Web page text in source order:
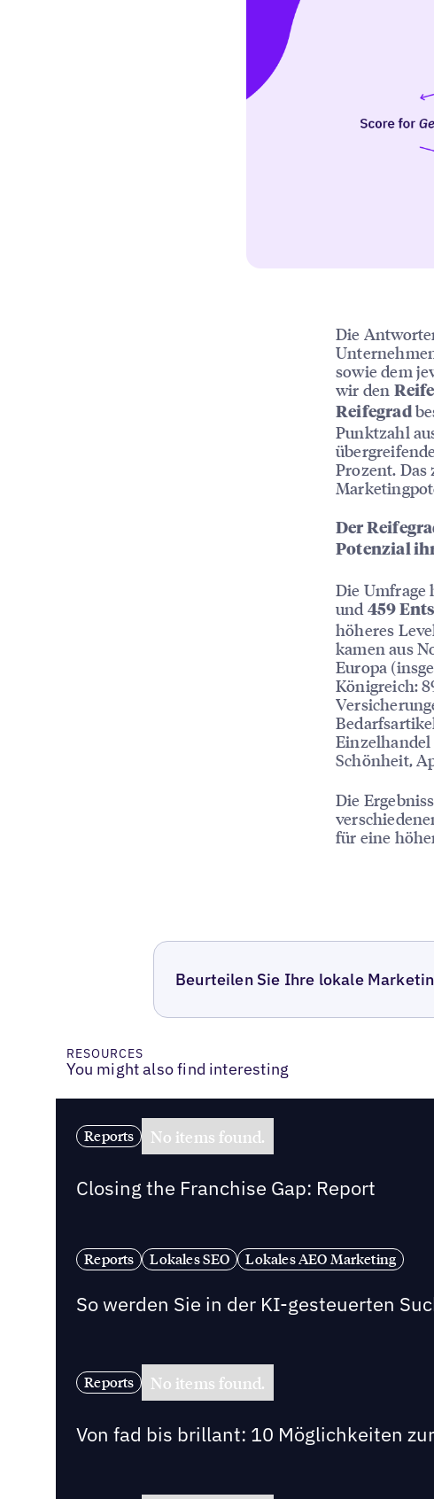
Die
sowie dem
wir den
Reifegrad
Punktzahl
Prozent. Das
Der
Potenzial
Die Umfrage
und 459
höheres
kamen aus
Europa
Königreich:
Schönheit,
Die
für eine
Beurteilen Sie Ihre lokale
RESOURCES
You might also find interesting
Reports No items found.
Closing the Franchise Gap: Report
Reports Lokales SEO Lokales AEO Marketing
So werden Sie in der KI-gesteuerten
Reports No items found.
Von fad bis brillant: 10 Möglichkeiten